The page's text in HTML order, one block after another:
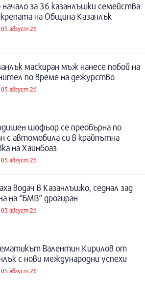
за 36 казанлъшки семейства
на Община Казанлък
август 26
маскиран мъж нанесе побой на
по време на дежурство
август 26
шофьор се преобърна по
с автомобила си в крайпътна
на Хаинбоаз
август 26
водач в Казанлъшко, седнал зад
на “БМВ“ дрогиран
август 26
Валентин Кирилов от
с нови международни успехи
август 26